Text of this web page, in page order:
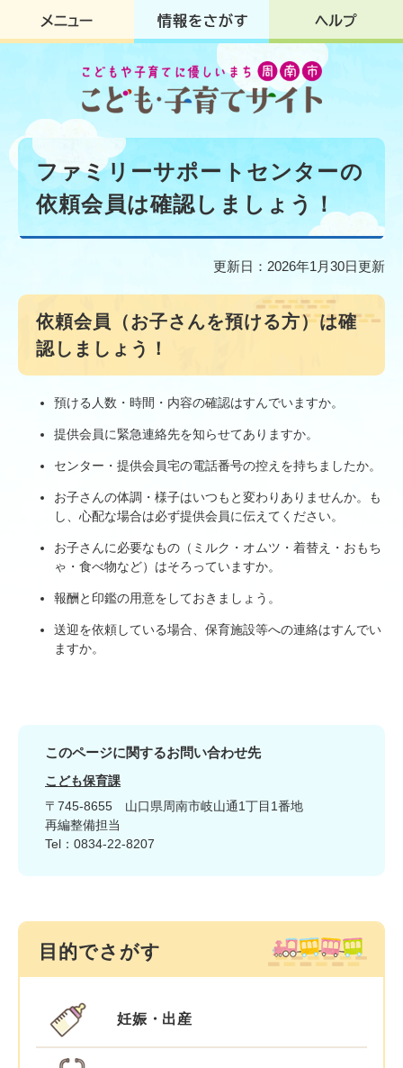
ジ
す
。
ュ
し
て
本
ファミリーサポートセンターの
依頼会員は確認しましょう！
更新日：2026年1月30日更新
依頼会員（お子さんを預ける方）は確
認しましょう！
預ける人数・時間・内容の確認はすんでいますか。
提供会員に緊急連絡先を知らせてありますか。
センター・提供会員宅の電話番号の控えを持ちましたか。
お子さんの体調・様子はいつもと変わりありませんか。も
し、心配な場合は必ず提供会員に伝えてください。
お子さんに必要なもの（ミルク・オムツ・着替え・おもち
ゃ・食べ物など）はそろっていますか。
報酬と印鑑の用意をしておきましょう。
送迎を依頼している場合、保育施設等への連絡はすんでい
ますか。
このページに関するお問い合わせ先
こども保育課
〒745-8655
山口県周南市岐山通1丁目1番地
再編整備担当
Tel：0834-22-8207
目的でさがす
妊娠・出産